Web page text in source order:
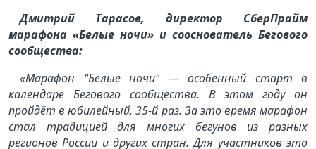
Дмитрий Тарасов, директор СберПрайм
марафона «Белые ночи» и сооснователь Бегового
сообщества:
«Марафон "Белые ночи" — особенный старт в
календаре Бегового сообщества. В этом году он
пройдёт в юбилейный, 35-й раз. За это время марафон
стал традицией для многих бегунов из разных
регионов России и других стран. Для участников это